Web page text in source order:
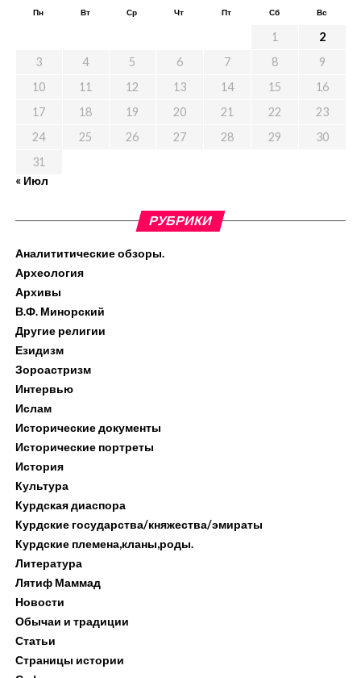
Пн Вт Ср Чт Пт Сб Вс
1
2
3
4 5 6 7 8
9
10
11 12 13 14 15
16
17
18 19 20 21 22
23
24
25 26 27 28 29
30
31
« Июл
РУБРИКИ
Аналититические обзоры.
Археология
Архивы
В.Ф. Минорский
Другие религии
Езидизм
Зороастризм
Интервью
Ислам
Исторические документы
Исторические портреты
История
Культура
Курдская диаспора
Курдские государства/княжества/эмираты
Курдские племена,кланы,роды.
Литература
Лятиф Маммад
Новости
Обычаи и традиции
Статьи
Страницы истории